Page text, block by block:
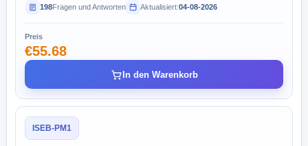
198Fragen und Antworten Aktualisiert:04-08-2026
Preis
€55.68
In den Warenkorb
ISEB-PM1